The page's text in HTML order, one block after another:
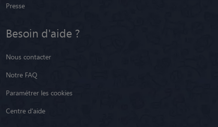
Presse
Besoin d'aide ?
Nous contacter
Notre FAQ
Paramétrer les cookies
Centre d'aide